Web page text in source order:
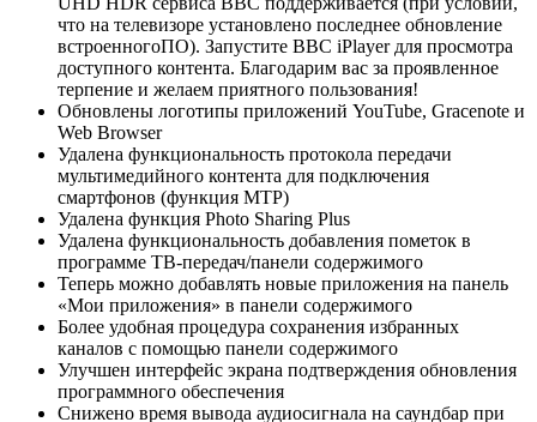
что на телевизоре установлено последнее обновление
встроенногоПО). Запустите BBC iPlayer для просмотра
доступного контента. Благодарим вас за проявленное
терпение и желаем приятного пользования!
Обновлены логотипы приложений YouTube, Gracenote и
Web Browser
Удалена функциональность протокола передачи
мультимедийного контента для подключения
смартфонов (функция MTP)
Удалена функция Photo Sharing Plus
Удалена функциональность добавления пометок в
программе ТВ-передач/панели содержимого
Теперь можно добавлять новые приложения на панель
«Мои приложения» в панели содержимого
Более удобная процедура сохранения избранных
каналов с помощью панели содержимого
Улучшен интерфейс экрана подтверждения обновления
программного обеспечения
Снижено время вывода аудиосигнала на саундбар при